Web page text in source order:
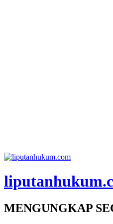
MENGUNGKAP